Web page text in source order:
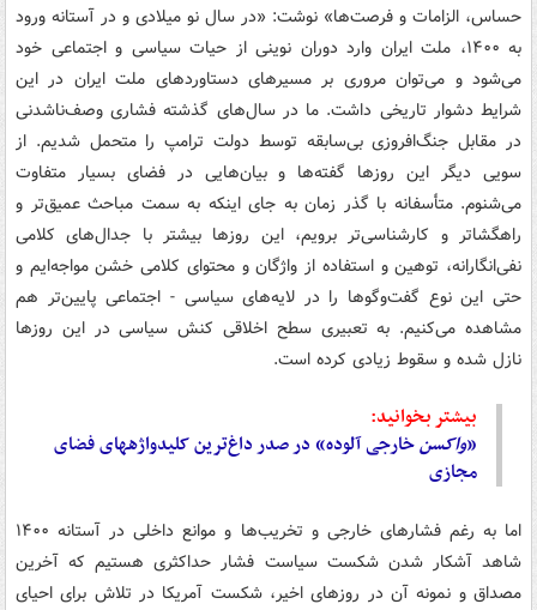
حساس، الزامات و فرصت‌ها» نوشت: «در سال نو میلادی و در آستانه ورود
به ۱۴۰۰، ملت ایران وارد دوران نوینی از حیات سیاسی و اجتماعی خود
می‌شود و می‌توان مروری بر مسیرهای دستاوردهای ملت ایران در این
شرایط دشوار تاریخی داشت. ما در سال‌های گذشته فشاری وصف‌ناشدنی
در مقابل جنگ‌افروزی بی‌سابقه توسط دولت ترامپ را متحمل شدیم. از
سویی دیگر این روزها گفته‌ها و بیان‌هایی در فضای بسیار متفاوت
می‌شنوم. متأسفانه با گذر زمان به جای اینکه به سمت مباحث عمیق‌تر و
راهگشاتر و کارشناسی‌تر برویم، این روزها بیشتر با جدال‌های کلامی
نفی‌انگارانه، توهین و استفاده از واژگان و محتوای کلامی خشن مواجه‌ایم و
حتی این نوع گفت‌وگوها را در لایه‌های سیاسی - اجتماعی پایین‌تر هم
مشاهده می‌کنیم. به تعبیری سطح اخلاقی کنش سیاسی در این روزها
نازل شده و سقوط زیادی کرده است.
بیشتر بخوانید:
«واکسن
خارجی آلوده» در صدر داغ‌ترین کلیدواژه‎های فضای
مجازی
اما به رغم فشارهای خارجی و تخریب‌ها و موانع داخلی در آستانه ۱۴۰۰
شاهد آشکار شدن شکست سیاست فشار حداکثری هستیم که آخرین
مصداق و نمونه آن در روزهای اخیر، شکست آمریکا در تلاش برای احیای